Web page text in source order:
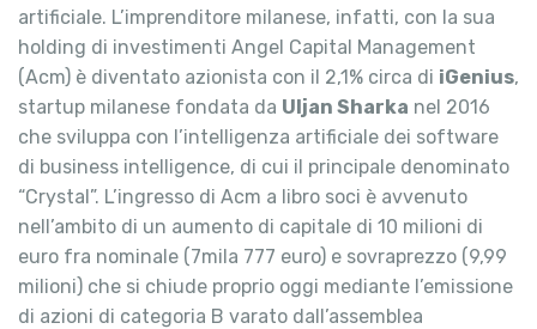
artificiale. L’imprenditore milanese, infatti, con la sua
holding di investimenti Angel Capital Management
(Acm) è diventato azionista con il 2,1% circa di iGenius,
startup milanese fondata da Uljan Sharka nel 2016
che sviluppa con l’intelligenza artificiale dei software
di business intelligence, di cui il principale denominato
“Crystal”. L’ingresso di Acm a libro soci è avvenuto
nell’ambito di un aumento di capitale di 10 milioni di
euro fra nominale (7mila 777 euro) e sovraprezzo (9,99
milioni) che si chiude proprio oggi mediante l’emissione
di azioni di categoria B varato dall’assemblea